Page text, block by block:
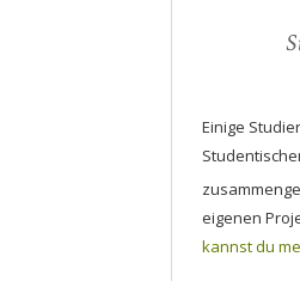
Einige
eigenen
kannst du